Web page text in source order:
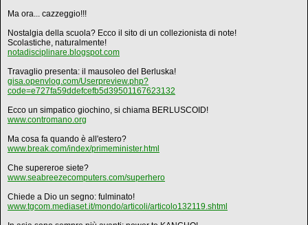
Ma ora... cazzeggio!!!
Nostalgia della scuola? Ecco il sito di un collezionista di note!
Scolastiche, naturalmente!
notadisciplinare.blogspot.com
Travaglio presenta: il mausoleo del Berluska!
gisa.openvlog.com/Userpreview.php?
code=e727fa59ddefcefb5d39501167623132
Ecco un simpatico giochino, si chiama BERLUSCOID!
www.contromano.org
Ma cosa fa quando è all'estero?
www.break.com/index/primeminister.html
Che supereroe siete?
www.seabreezecomputers.com/superhero
Chiede a Dio un segno: fulminato!
www.tgcom.mediaset.it/mondo/articoli/articolo132119.shtml